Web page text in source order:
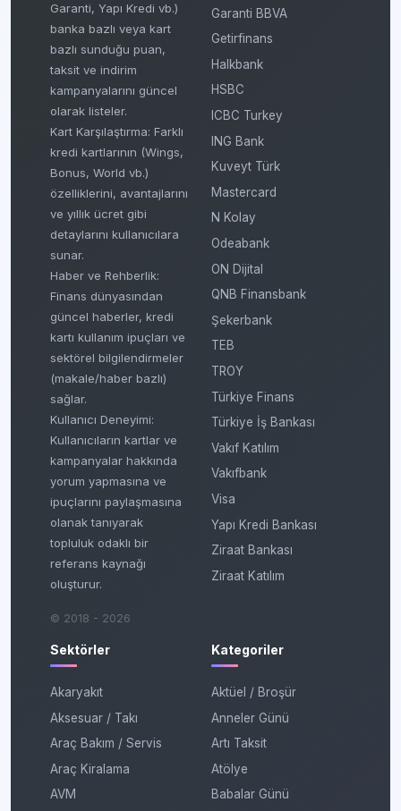
Garanti, Yapı Kredi vb.)
banka bazlı veya kart
bazlı sunduğu puan,
taksit ve indirim
kampanyalarını güncel
olarak listeler.
Kart Karşılaştırma: Farklı
kredi kartlarının (Wings,
Bonus, World vb.)
özelliklerini, avantajlarını
ve yıllık ücret gibi
detaylarını kullanıcılara
sunar.
Haber ve Rehberlik:
Finans dünyasından
güncel haberler, kredi
kartı kullanım ipuçları ve
sektörel bilgilendirmeler
(makale/haber bazlı)
sağlar.
Kullanıcı Deneyimi:
Kullanıcıların kartlar ve
kampanyalar hakkında
yorum yapmasına ve
ipuçlarını paylaşmasına
olanak tanıyarak
topluluk odaklı bir
referans kaynağı
oluşturur.
© 2018 - 2026
Garanti BBVA
Getirfinans
Halkbank
HSBC
ICBC Turkey
ING Bank
Kuveyt Türk
Mastercard
N Kolay
Odeabank
ON Dijital
QNB Finansbank
Şekerbank
TEB
TROY
Türkiye Finans
Türkiye İş Bankası
Vakıf Katılım
Vakıfbank
Visa
Yapı Kredi Bankası
Ziraat Bankası
Ziraat Katılım
Sektörler
Akaryakıt
Aksesuar / Takı
Araç Bakım / Servis
Araç Kiralama
AVM
Kategoriler
Aktüel / Broşür
Anneler Günü
Artı Taksit
Atölye
Babalar Günü